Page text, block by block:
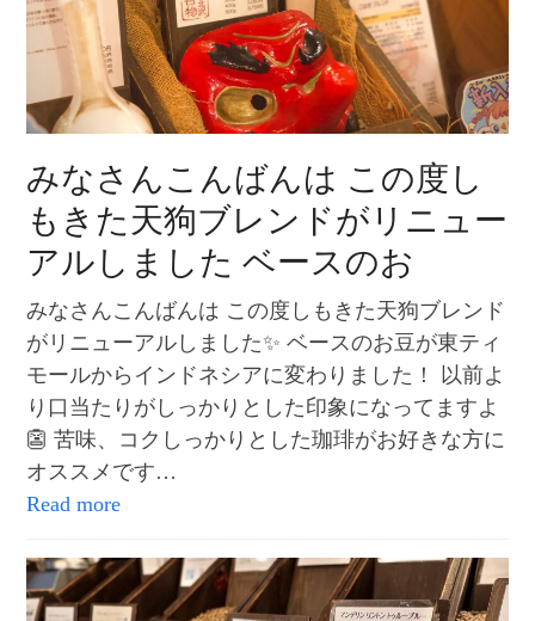
みなさんこんばんは この度し
もきた天狗ブレンドがリニュー
アルしました ベースのお
みなさんこんばんは この度しもきた天狗ブレンド
がリニューアルしました✨ ベースのお豆が東ティ
モールからインドネシアに変わりました！ 以前よ
り口当たりがしっかりとした印象になってますよ
👺 苦味、コクしっかりとした珈琲がお好きな方に
オススメです…
Read more